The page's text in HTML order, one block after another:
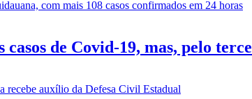
casos de Covid-19, mas, pelo